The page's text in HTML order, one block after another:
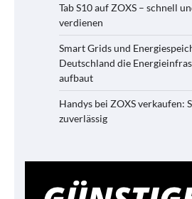
Tab S10 auf ZOXS – schnell
verdienen
Smart Grids und
Deutschland die
aufbaut
Handys bei ZOXS verkaufen:
zuverlässig